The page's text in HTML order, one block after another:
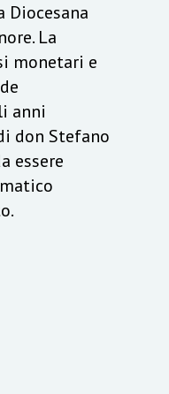
La
monetari e
anni
don Stefano
essere